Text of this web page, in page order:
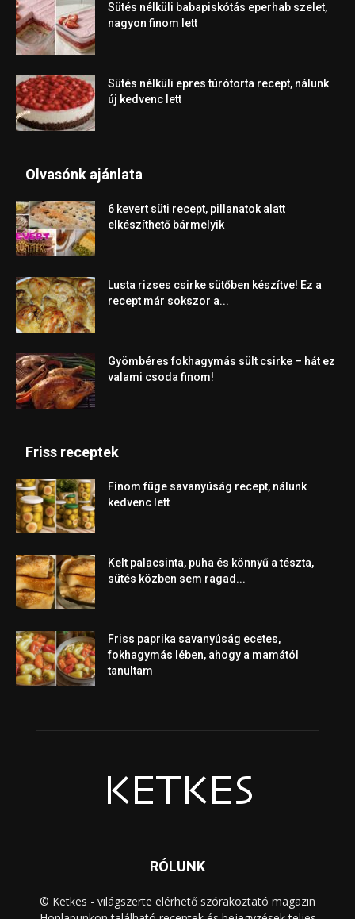
Sütés nélküli babapiskótás eperhab szelet,
nagyon finom lett
Sütés nélküli epres túrótorta recept, nálunk
új kedvenc lett
Olvasónk ajánlata
6 kevert süti recept, pillanatok alatt
elkészíthető bármelyik
Lusta rizses csirke sütőben készítve! Ez a
recept már sokszor a...
Gyömbéres fokhagymás sült csirke – hát ez
valami csoda finom!
Friss receptek
Finom füge savanyúság recept, nálunk
kedvenc lett
Kelt palacsinta, puha és könnyű a tészta,
sütés közben sem ragad...
Friss paprika savanyúság ecetes,
fokhagymás lében, ahogy a mamától
tanultam
RÓLUNK
© Ketkes - világszerte elérhető szórakoztató magazin